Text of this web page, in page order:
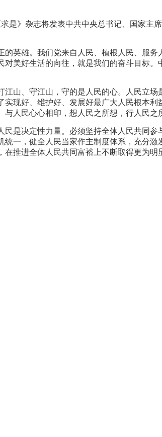
是》杂志将发表中共中央总书记、国家主
英雄。我们党来自人民、植根人民、服
对美好生活的向往，就是我们的奋斗目标
山、守江山，守的是人民的心。人民立
现好、维护好、发展好最广大人民根本
人民心心相印，想人民之所想，行人民之
是决定性力量。必须坚持全体人民共同
一，健全人民当家作主制度体系，充分
推进全体人民共同富裕上不断取得更为